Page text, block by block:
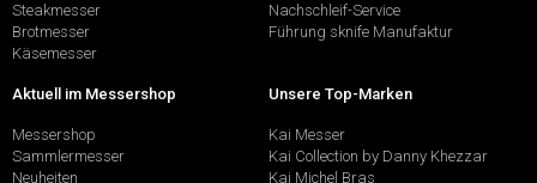
Steakmesser
Brotmesser
Käsemesser
Nachschleif-Service
Führung sknife Manufaktur
Aktuell im Messershop
Messershop
Sammlermesser
Neuheiten
Unsere Top-Marken
Kai Messer
Kai Collection by Danny Khezzar
Kai Michel Bras